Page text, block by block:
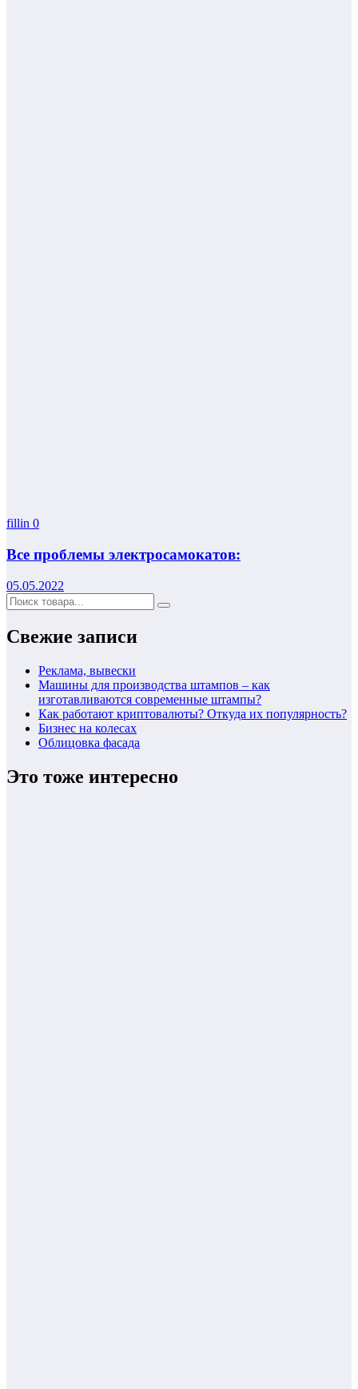
fillin 0
Все проблемы электросамокатов:
05.05.2022
Свежие записи
Реклама, вывески
Машины для производства штампов – как
изготавливаются современные штампы?
Как работают криптовалюты? Откуда их популярность?
Бизнес на колесах
Облицовка фасада
Это тоже интересно